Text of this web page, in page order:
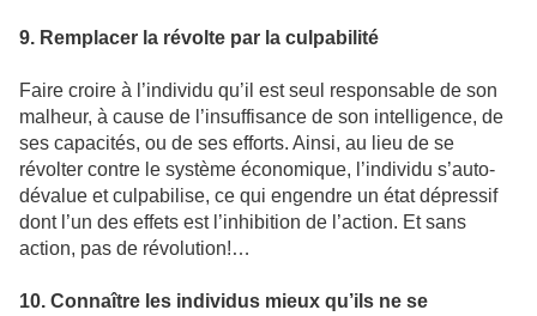
9. Remplacer la révolte par la culpabilité
Faire croire à l’individu qu’il est seul responsable de son
malheur, à cause de l’insuffisance de son intelligence, de
ses capacités, ou de ses efforts. Ainsi, au lieu de se
révolter contre le système économique, l’individu s’auto-
dévalue et culpabilise, ce qui engendre un état dépressif
dont l’un des effets est l’inhibition de l’action. Et sans
action, pas de révolution!…
10. Connaître les individus mieux qu’ils ne se